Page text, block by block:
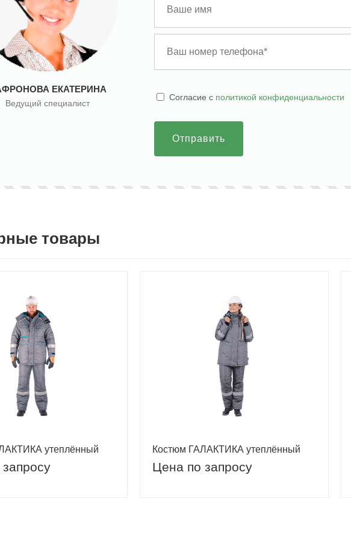
ЕКАТЕРИНА
Ведущий специалист
Cогласие с политикой конфиденциальности
Отправить
товары
утеплённый Костюм ГАЛАКТИКА утеплённый
Цена по запросу